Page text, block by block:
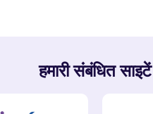
हमारी संबंधित साइटें